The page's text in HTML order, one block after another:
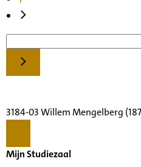
3184-03 Willem Mengelberg
Mijn Studiezaal